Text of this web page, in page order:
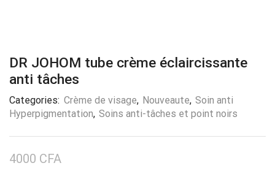
DR JOHOM tube crème éclaircissante
anti tâches
Categories: Crème de visage, Nouveaute, Soin anti
Hyperpigmentation, Soins anti-tâches et point noirs
4000 CFA